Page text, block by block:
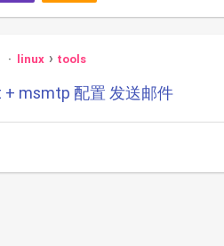
linux tools
msmtp 配置 发送邮件